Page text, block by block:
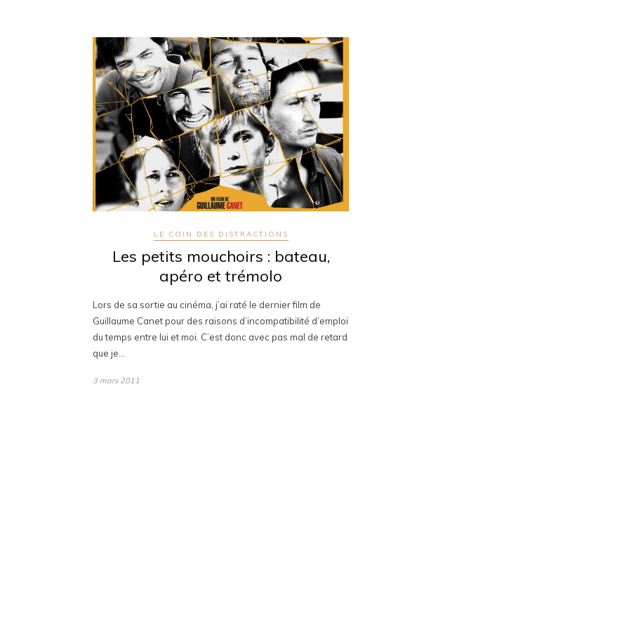
LE COIN DES DISTRACTIONS
Les petits mouchoirs : bateau,
apéro et trémolo
Lors de sa sortie au cinéma, j’ai raté le dernier film de
Guillaume Canet pour des raisons d’incompatibilité d’emploi
du temps entre lui et moi. C’est donc avec pas mal de retard
que je…
3 mars 2011